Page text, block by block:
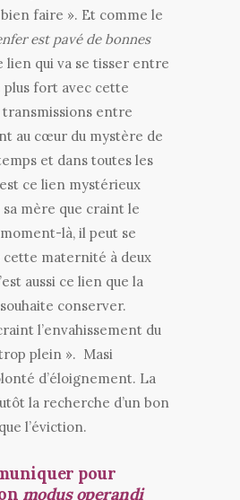
faire ». Et comme le
est pavé de bonnes
lien qui va se tisser entre
fort avec cette
transmissions entre
au cœur du mystère de
et dans toutes les
ce lien mystérieux
mère que craint le
là, il peut se
cette maternité à deux
aussi ce lien que la
conserver.
l’envahissement du
plein ». Masi
d’éloignement. La
la recherche d’un bon
l’éviction.
pour
modus operandi